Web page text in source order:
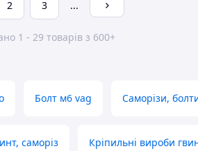
2 3 ...
1 - 29 товарів з 600+
Болт м6 vag Саморізи,
саморіз Кріпильні вироби